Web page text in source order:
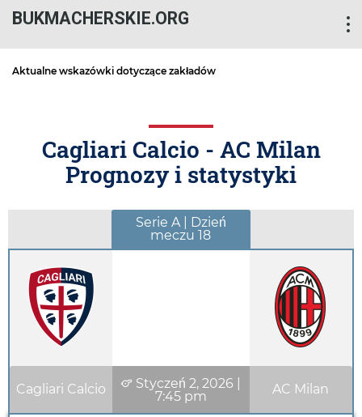
BUKMACHERSKIE.ORG
Aktualne wskazówki dotyczące zakładów
Cagliari Calcio - AC Milan
Prognozy i statystyki
Serie A | Dzień
meczu 18
Cagliari Calcio Styczeń 2, 2026
7:45 pm
AC Milan